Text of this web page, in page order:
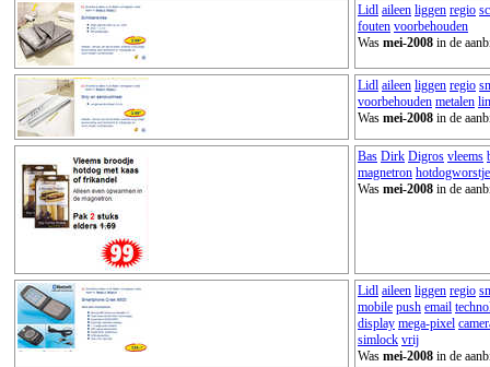
Lidl aileen liggen regio
fouten voorbehouden
Was mei-2008 in de
Lidl aileen liggen regio
voorbehouden metalen
Was mei-2008 in de
Bas Dirk Digros vleems
magnetron
Was mei-2008 in de
Lidl aileen liggen regio
mobile push email
display mega-pixel
simlock vrij
Was mei-2008 in de